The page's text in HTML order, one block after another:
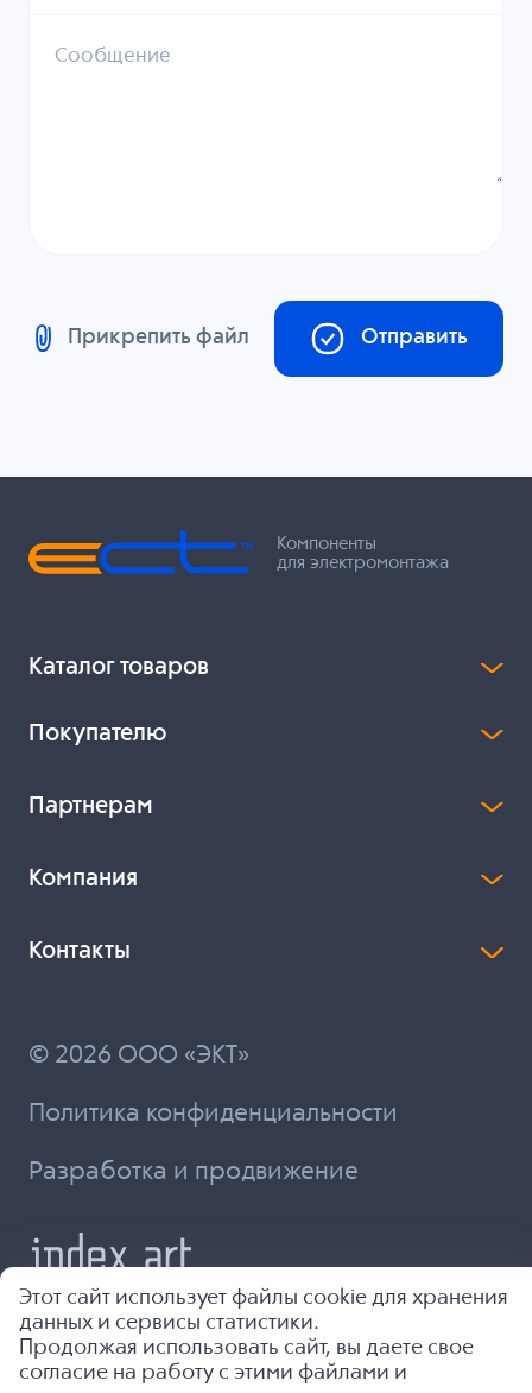
Сообщение
Прикрепить файл Отправить
Компоненты
для электромонтажа
Каталог товаров
Покупателю
Партнерам
Компания
Контакты
© 2026 ООО «ЭКТ»
Политика конфиденциальности
Разработка и продвижение
Этот сайт использует файлы cookie для хранения
данных и сервисы статистики.
Продолжая использовать сайт, вы даете свое
согласие на работу с этими файлами и